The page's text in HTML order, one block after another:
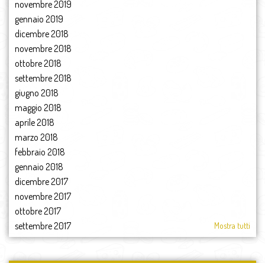
novembre 2019
gennaio 2019
dicembre 2018
novembre 2018
ottobre 2018
settembre 2018
giugno 2018
maggio 2018
aprile 2018
marzo 2018
febbraio 2018
gennaio 2018
dicembre 2017
novembre 2017
ottobre 2017
settembre 2017
agosto 2017
luglio 2017
Mostra tutti